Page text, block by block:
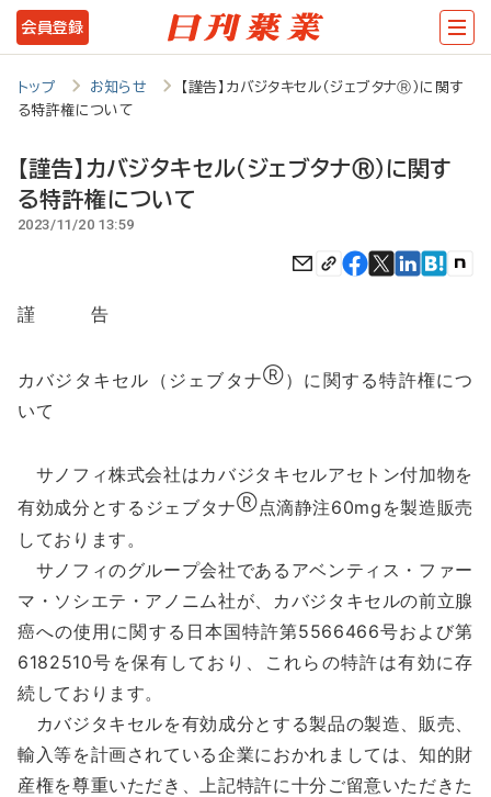
メ
イ
会員登録
トップ お知らせ
【謹告】カバジタキセル（ジェブタナⓇ）に関す
る特許権について
【謹告】カバジタキセル（ジェブタナⓇ）に関す
る特許権について
2023/11/20 13:59
謹 告
カバジタキセル（ジェブタナⓇ）に関する特許権につ
いて
サノフィ株式会社はカバジタキセルアセトン付加物を
有効成分とするジェブタナⓇ点滴静注60mgを製造販売
しております。
サノフィのグループ会社であるアベンティス・ファー
マ・ソシエテ・アノニム社が、カバジタキセルの前立腺
癌への使用に関する日本国特許第5566466号および第
6182510号を保有しており、これらの特許は有効に存
続しております。
カバジタキセルを有効成分とする製品の製造、販売、
輸入等を計画されている企業におかれましては、知的財
産権を尊重いただき、上記特許に十分ご留意いただきた